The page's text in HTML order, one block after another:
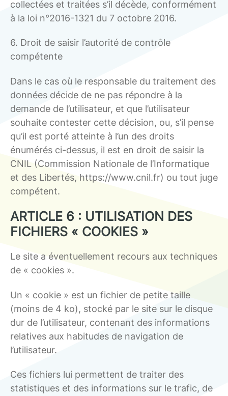
collectées et traitées s’il décède, conformément
à la loi n°2016-1321 du 7 octobre 2016.
6. Droit de saisir l’autorité de contrôle
compétente
Dans le cas où le responsable du traitement des
données décide de ne pas répondre à la
demande de l’utilisateur, et que l’utilisateur
souhaite contester cette décision, ou, s’il pense
qu’il est porté atteinte à l’un des droits
énumérés ci-dessus, il est en droit de saisir la
CNIL (Commission Nationale de l’Informatique
et des Libertés, https://www.cnil.fr) ou tout juge
compétent.
ARTICLE 6 : UTILISATION DES
FICHIERS « COOKIES »
Le site a éventuellement recours aux techniques
de « cookies ».
Un « cookie » est un fichier de petite taille
(moins de 4 ko), stocké par le site sur le disque
dur de l’utilisateur, contenant des informations
relatives aux habitudes de navigation de
l’utilisateur.
Ces fichiers lui permettent de traiter des
statistiques et des informations sur le trafic, de